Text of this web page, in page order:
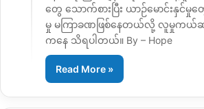
တွေ သောက်စားပြီး ယာဉ်မောင်းနှင်
မှု မကြာခဏဖြစ်နေတယ်လို့ လူမှုက
ကနေ သိရပါတယ်။ By – Hope
Read More »